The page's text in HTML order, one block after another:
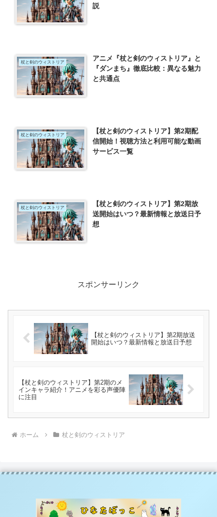
説
杖と剣のウィストリア
アニメ『杖と剣のウィストリア』と
『ダンまち』徹底比較：異なる魅力
と共通点
杖と剣のウィストリア
【杖と剣のウィストリア】第2期配
信開始！視聴方法と利用可能な動画
サービス一覧
杖と剣のウィストリア
【杖と剣のウィストリア】第2期放
送開始はいつ？最新情報と放送日予
想
スポンサーリンク
【杖と剣のウィストリア】第2期放送
開始はいつ？最新情報と放送日予想
【杖と剣のウィストリア】第2期のメ
インキャラ紹介！アニメを彩る声優陣
に注目
ホーム 杖と剣のウィストリア